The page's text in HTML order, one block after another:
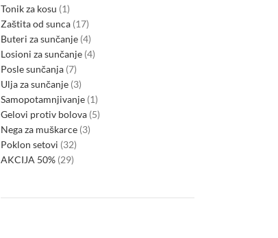
Tonik za kosu 1
Zaštita od sunca 17
Buteri za sunčanje 4
Losioni za sunčanje 4
Posle sunčanja 7
Ulja za sunčanje 3
Samopotamnjivanje 1
Gelovi protiv bolova 5
Nega za muškarce 3
Poklon setovi 32
AKCIJA 50% 29